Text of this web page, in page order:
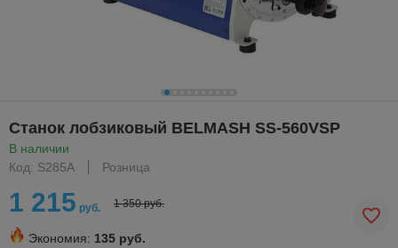
Станок лобзиковый BELMASH SS-560VSP
В наличии
Код: S285A
Розница
1 215 руб. 1 350 руб.
Экономия: 135 руб.